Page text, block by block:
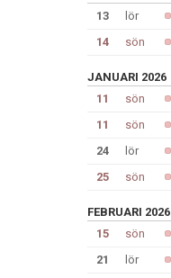
13
lör
14
sön
JANUARI 2026
11
sön
11
sön
24
lör
25
sön
FEBRUARI 2026
15
sön
21
lör